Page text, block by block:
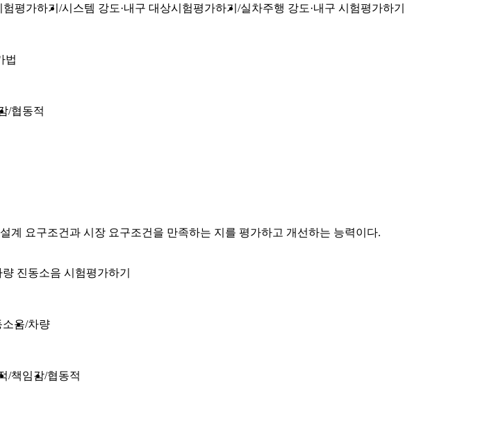
평가하기 시스템 강도·내구 대상시험평가하기 실차주행 강도·내구 시험평가하기
법
협동적
요구조건과 시장 요구조건을 만족하는 지를 평가하고 개선하는 능력이다.
량 진동소음 시험평가하기
소음 차량
책임감 협동적